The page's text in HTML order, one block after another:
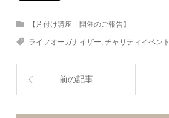
【片付け講座 開催のご報告】
ライフオーガナイザー,チャリティイベント
前の記事